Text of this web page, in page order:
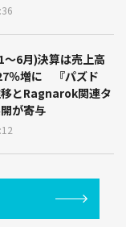
6月)決算は売上高
％増に 『パズド
とRagnarok関連タ
が寄与